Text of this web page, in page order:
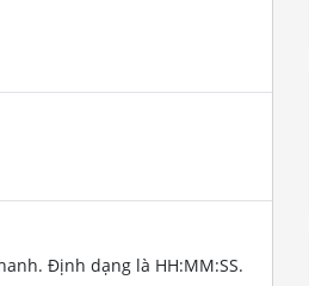
Định dạng là HH:MM:SS.